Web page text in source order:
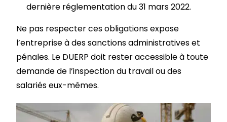
dernière réglementation du 31 mars 2022.
Ne pas respecter ces obligations expose
l’entreprise à des sanctions administratives et
pénales. Le DUERP doit rester accessible à toute
demande de l’inspection du travail ou des
salariés eux-mêmes.